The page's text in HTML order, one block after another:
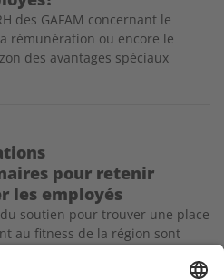
des GAFAM concernant le
rémunération ou encore le
des avantages spéciaux
pour retenir
les employés
soutien pour trouver une place
au fitness de la région sont
Très souvent